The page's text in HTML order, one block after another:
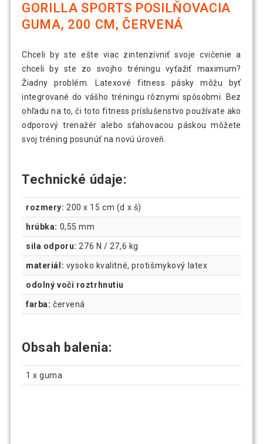
GORILLA SPORTS POSILŇOVACIA
GUMA, 200 CM, ČERVENÁ
Chceli by ste ešte viac zintenzívniť svoje cvičenie a
chceli by ste zo svojho tréningu vyťažiť maximum?
Žiadny problém. Latexové fitness pásky môžu byť
integrované do vášho tréningu rôznymi spôsobmi. Bez
ohľadu na to, či toto fitness príslušenstvo používate ako
odporový trenažér alebo sťahovacou páskou môžete
svoj tréning posunúť na novú úroveň.
Technické údaje:
rozmery: 200 x 15 cm (d x š)
hrúbka: 0,55 mm
sila odporu: 276 N / 27,6 kg
materiál: vysoko kvalitné, protišmykový latex
odolný voči roztrhnutiu
farba: červená
Obsah balenia:
1 x guma